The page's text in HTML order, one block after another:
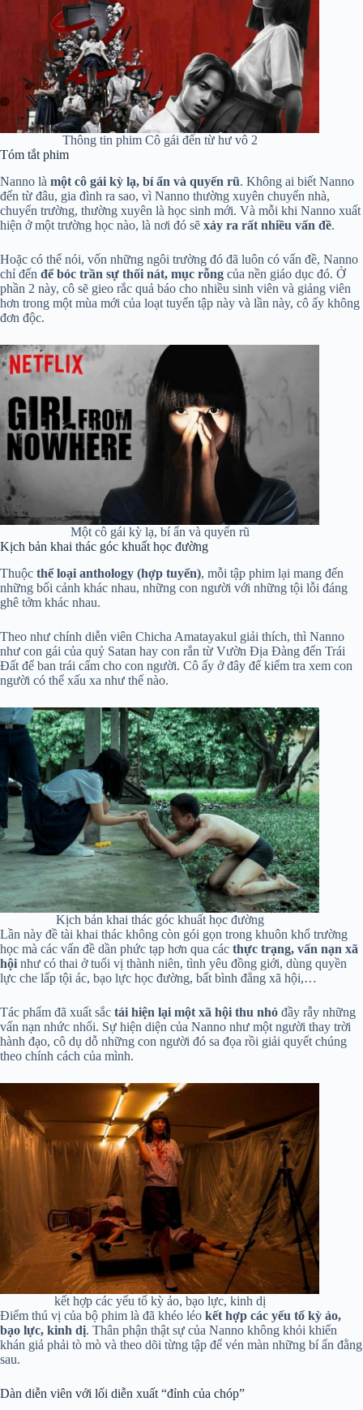
Thông tin phim Cô gái đến từ hư vô 2
Tóm tắt phim
Nanno là một cô gái kỳ lạ, bí ẩn và quyến rũ. Không ai biết Nanno
đến từ đâu, gia đình ra sao, vì Nanno thường xuyên chuyển nhà,
chuyển trường, thường xuyên là học sinh mới. Và mỗi khi Nanno xuất
hiện ở một trường học nào, là nơi đó sẽ xảy ra rất nhiều vấn đề.
Hoặc có thể nói, vốn những ngôi trường đó đã luôn có vấn đề, Nanno
chỉ đến để bóc trần sự thối nát, mục rỗng của nền giáo dục đó. Ở
phần 2 này, cô sẽ gieo rắc quả báo cho nhiều sinh viên và giảng viên
hơn trong một mùa mới của loạt tuyển tập này và lần này, cô ấy không
đơn độc.
Một cô gái kỳ lạ, bí ẩn và quyến rũ
Kịch bản khai thác góc khuất học đường
Thuộc thể loại anthology (hợp tuyển), mỗi tập phim lại mang đến
những bối cảnh khác nhau, những con người với những tội lỗi đáng
ghê tởm khác nhau.
Theo như chính diễn viên Chicha Amatayakul giải thích, thì Nanno
như con gái của quỷ Satan hay con rắn từ Vườn Địa Đàng đến Trái
Đất để ban trái cấm cho con người. Cô ấy ở đây để kiểm tra xem con
người có thể xấu xa như thế nào.
Kịch bản khai thác góc khuất học đường
Lần này đề tài khai thác không còn gói gọn trong khuôn khổ trường
học mà các vấn đề dần phức tạp hơn qua các thực trạng, vấn nạn xã
hội như có thai ở tuổi vị thành niên, tình yêu đồng giới, dùng quyền
lực che lấp tội ác, bạo lực học đường, bất bình đẳng xã hội,…
Tác phẩm đã xuất sắc tái hiện lại một xã hội thu nhỏ đầy rẫy những
vấn nạn nhức nhối. Sự hiện diện của Nanno như một người thay trời
hành đạo, cô dụ dỗ những con người đó sa đọa rồi giải quyết chúng
theo chính cách của mình.
kết hợp các yếu tố kỳ ảo, bạo lực, kinh dị
Điểm thú vị của bộ phim là đã khéo léo kết hợp các yếu tố kỳ ảo,
bạo lực, kinh dị. Thân phận thật sự của Nanno không khỏi khiến
khán giả phải tò mò và theo dõi từng tập để vén màn những bí ẩn đằng
sau.
Dàn diễn viên với lối diễn xuất “đỉnh của chóp”